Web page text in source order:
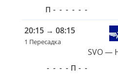
П - - - - - -
20:15 → 08:15
1 Пересадка
SVO —
- - - - П - -